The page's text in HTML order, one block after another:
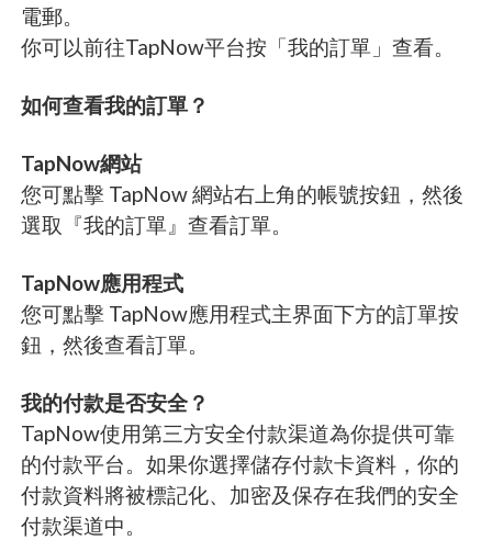
電郵。
你可以前往TapNow平台按「我的訂單」查看。
如何查看我的訂單？
TapNow網站
您可點擊 TapNow 網站右上角的帳號按鈕，然後
選取『我的訂單』查看訂單。
TapNow應用程式
您可點擊 TapNow應用程式主界面下方的訂單按
鈕，然後查看訂單。
我的付款是否安全？
TapNow使用第三方安全付款渠道為你提供可靠
的付款平台。如果你選擇儲存付款卡資料，你的
付款資料將被標記化、加密及保存在我們的安全
付款渠道中。